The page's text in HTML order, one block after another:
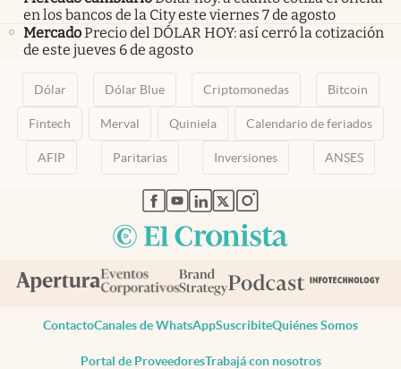
en los bancos de la City este viernes 7 de agosto
MercadoPrecio del DÓLAR HOY: así cerró la cotización
de este jueves 6 de agosto
Dólar Dólar Blue Criptomonedas Bitcoin
Fintech Merval Quiniela Calendario de feriados
AFIP Paritarias Inversiones ANSES
abre en nueva pestaña
abre en nueva pestaña
abre en nueva pestaña
abre en nueva pestaña
abre en nueva pestaña
ContactoCanales de WhatsAppSuscribiteQuiénes Somos
Portal de ProveedoresTrabajá con nosotros